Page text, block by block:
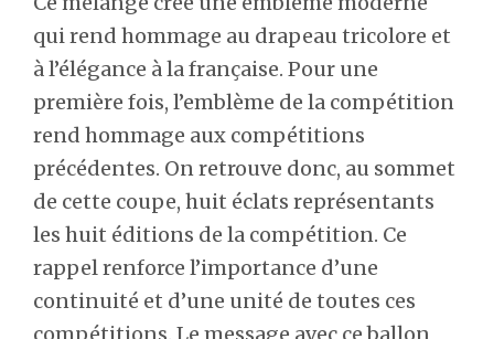
qui rend hommage au drapeau tricolore et
à l’élégance à la française. Pour une
première fois, l’emblème de la compétition
rend hommage aux compétitions
précédentes. On retrouve donc, au sommet
de cette coupe, huit éclats représentants
les huit éditions de la compétition. Ce
rappel renforce l’importance d’une
continuité et d’une unité de toutes ces